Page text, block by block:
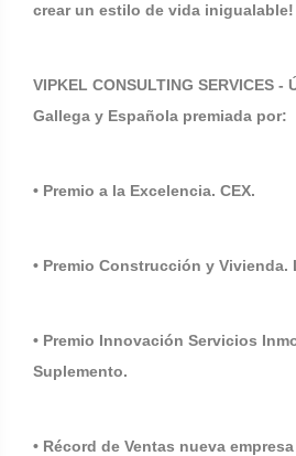
crear un estilo de vida inigualable!
VIPKEL CONSULTING SERVICES -
Gallega y Española premiada por:
• Premio a la Excelencia. CEX.
• Premio Construcción y Vivienda.
• Premio Innovación Servicios
Suplemento.
• Récord de Ventas nueva